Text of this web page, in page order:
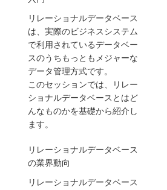
リレーショナルデータベース
は、実際のビジネスシステム
で利用されているデータベー
スのうちもっともメジャーな
データ管理方式です。
このセッションでは、リレー
ショナルデータベースとはど
んなものかを基礎から紹介し
ます。
リレーショナルデータベース
の業界動向
リレーショナルデータベース